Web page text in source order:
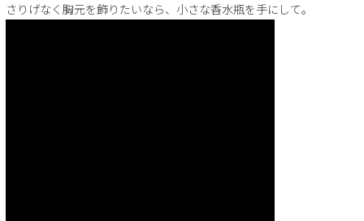
さりげなく胸元を飾りたいなら、小さな香水瓶を手にして。